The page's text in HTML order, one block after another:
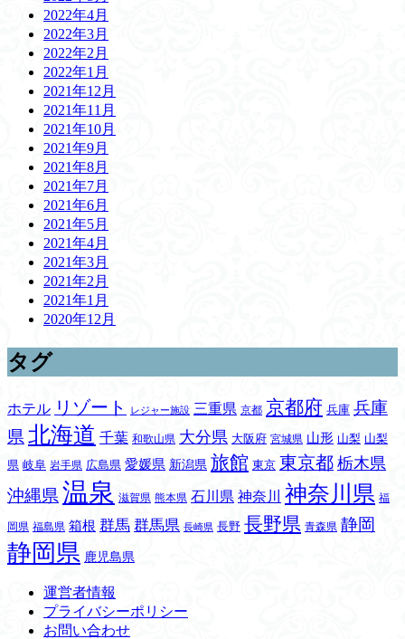
2022年4月
2022年3月
2022年2月
2022年1月
2021年12月
2021年11月
2021年10月
2021年9月
2021年8月
2021年7月
2021年6月
2021年5月
2021年4月
2021年3月
2021年2月
2021年1月
2020年12月
タグ
ホテル リゾート レジャー施設 三重県 京都 京都府 兵庫 兵庫
県 北海道 千葉 和歌山県 大分県 大阪府 宮城県 山形 山梨 山梨
県 岐阜 岩手県 広島県 愛媛県 新潟県 旅館 東京 東京都 栃木県
沖縄県 温泉 滋賀県 熊本県 石川県 神奈川 神奈川県 福
岡県 福島県 箱根 群馬 群馬県 長崎県 長野 長野県 青森県 静岡
静岡県 鹿児島県
運営者情報
プライバシーポリシー
お問い合わせ